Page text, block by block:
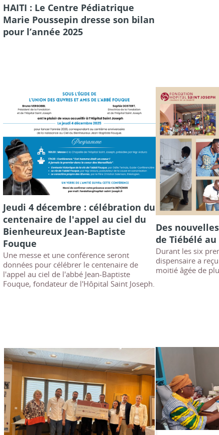
HAITI : Le Centre Pédiatrique
Marie Poussepin dresse son bilan
pour l’année 2025
Jeudi 4 décembre : célébration du
centenaire de l'appel au ciel du
Bienheureux Jean-Baptiste
Fouque
Une messe et une conférence seront
données pour célébrer le centenaire de
l'appel au ciel de l'abbé Jean-Baptiste
Fouque, fondateur de l'Hôpital Saint Joseph.
Des
de Tiébélé
Durant les six
dispensaire a
moitié âgée de